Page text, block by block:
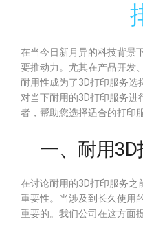
在当今日新月异的科技背景
要推动力。尤其在产品开发
耐用性成为了3D打印服务
对当下耐用的3D打印服务
者，帮助您选择适合的打印服
一、耐用
在讨论耐用的3D打印服务之
重要性。当涉及到长久使用
重要的。我们公司在这方面